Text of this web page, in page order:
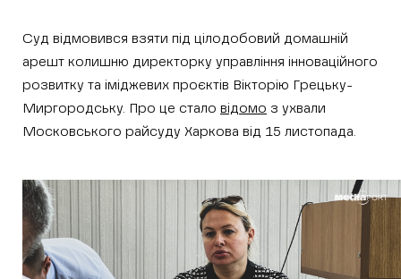
Суд відмовився взяти під цілодобовий домашній
арешт колишню директорку управління інноваційного
розвитку та іміджевих проєктів Вікторію Грецьку-
Миргородську. Про це стало відомо з ухвали
Московського райсуду Харкова від 15 листопада.